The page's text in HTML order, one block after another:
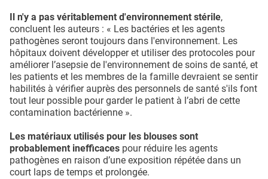
Il n'y a pas véritablement d'environnement stérile,
concluent les auteurs : « Les bactéries et les agents
pathogènes seront toujours dans l'environnement. Les
hôpitaux doivent développer et utiliser des protocoles pour
améliorer l’asepsie de l'environnement de soins de santé, et
les patients et les membres de la famille devraient se sentir
habilités à vérifier auprès des personnels de santé s'ils font
tout leur possible pour garder le patient à l’abri de cette
contamination bactérienne ».
Les matériaux utilisés pour les blouses sont
probablement inefficaces pour réduire les agents
pathogènes en raison d’une exposition répétée dans un
court laps de temps et prolongée.